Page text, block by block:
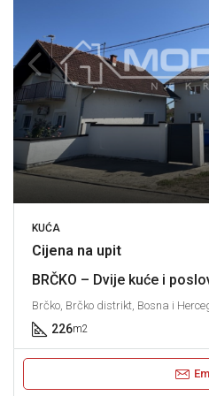
KUĆA
Cijena na upit
BRČKO – Dvije kuće i
Brčko, Brčko distrikt, Bosna i
226m2